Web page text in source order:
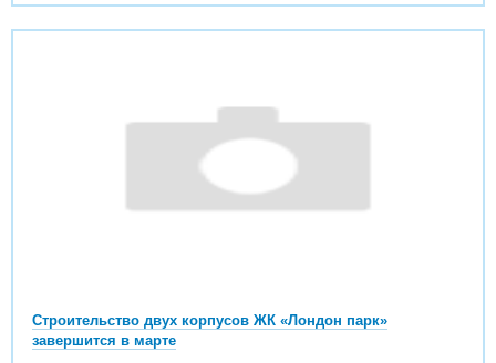
Строительство двух корпусов ЖК «Лондон парк»
завершится в марте